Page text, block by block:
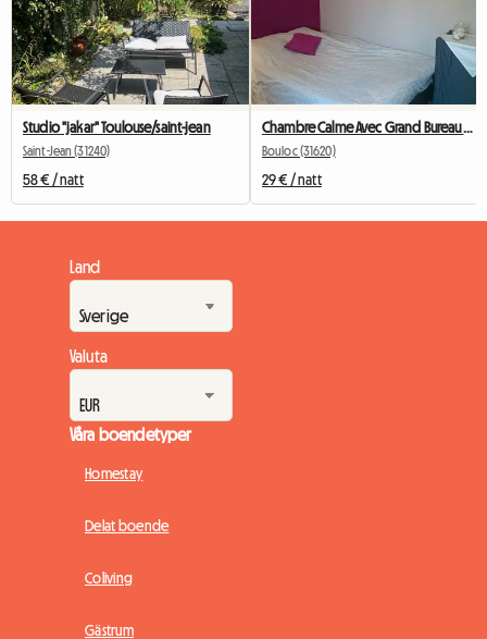
Studio "jakar" Toulouse/saint-jean
Saint-Jean (31240)
58 € / natt
Bouloc (31620)
29 € / natt
Land
Valuta
Våra boendetyper
Homestay
Delat boende
Coliving
Gästrum